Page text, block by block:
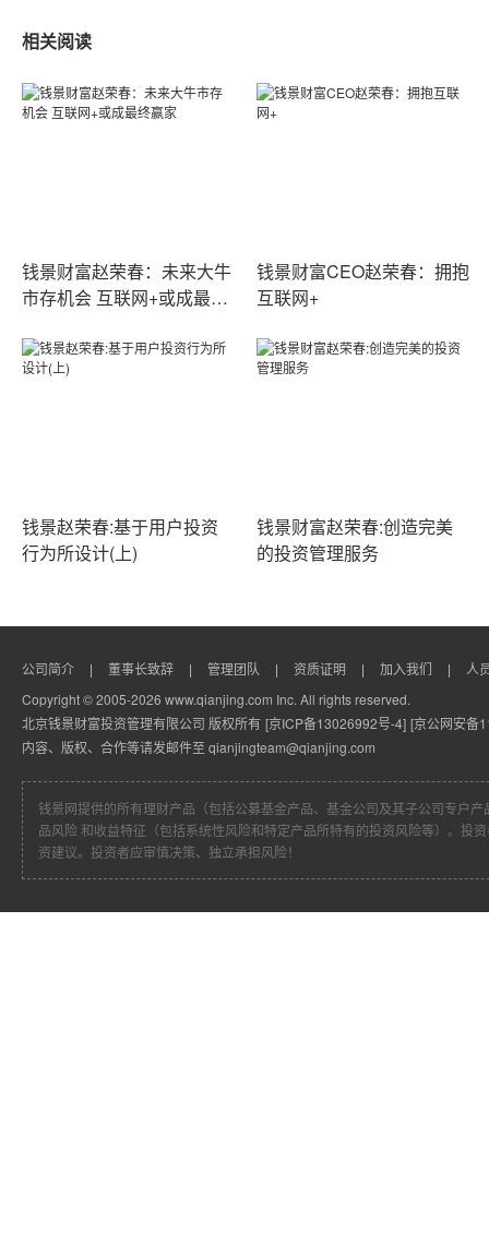
相关阅读
钱景财富赵荣春：未来大牛
市存机会 互联网+或成最终
钱景财富CEO赵荣春：拥抱
互联网+
钱景赵荣春:基于用户投资
行为所设计(上)
钱景财富赵荣春:创造完美
的投资管理服务
公司简介 董事长致辞 管理团队 资质证明 加入我们
人
Copyright © 2005-2026 www.qianjing.com Inc. All rights reserved.
北京钱景财富投资管理有限公司 版权所有 [京ICP备13026992号-4] [京公网安备
内容、版权、合作等请发邮件至 qianjingteam@qianjing.com
钱景网提供的所有理财产品（包括公募基金产品、基金公司及其子公司专户
品风险 和收益特征（包括系统性风险和特定产品所特有的投资风险等）。投
资建议。投资者应审慎决策、独立承担风险！